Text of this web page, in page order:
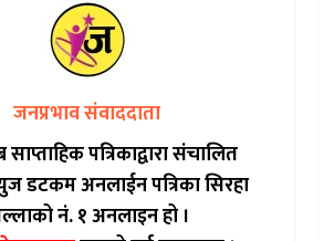
जनप्रभाव संवाददाता
पत्रिकाद्वारा संचालित
डटकम अनलाईन पत्रिका सिरहा
नं. १ अनलाइन हो ।